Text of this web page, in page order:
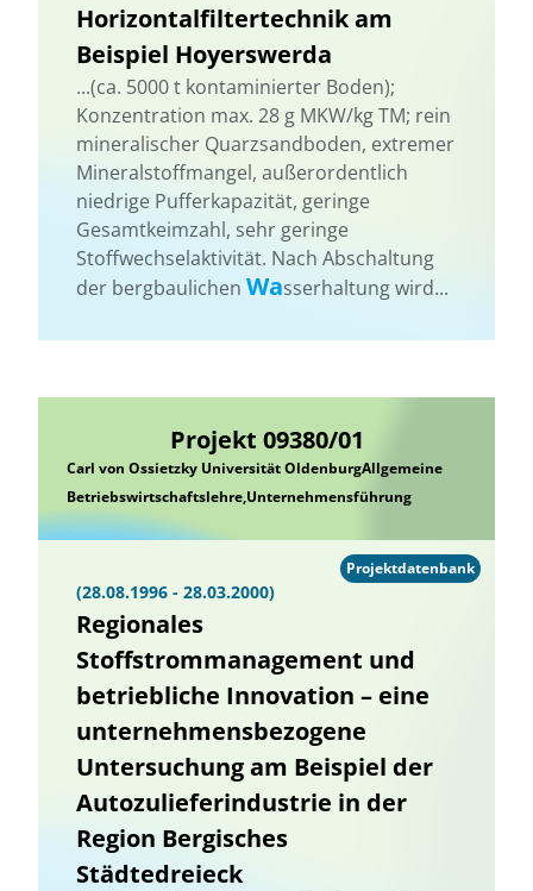
Horizontalfiltertechnik am
Beispiel Hoyerswerda
...(ca. 5000 t kontaminierter Boden);
Konzentration max. 28 g MKW/kg TM; rein
mineralischer Quarzsandboden, extremer
Mineralstoffmangel, außerordentlich
niedrige Pufferkapazität, geringe
Gesamtkeimzahl, sehr geringe
Stoffwechselaktivität. Nach Abschaltung
der bergbaulichen Wasserhaltung wird...
Projekt 09380/01
Carl von Ossietzky Universität OldenburgAllgemeine
Betriebswirtschaftslehre,Unternehmensführung
(28.08.1996 - 28.03.2000)
Regionales
Stoffstrommanagement und
betriebliche Innovation – eine
unternehmensbezogene
Untersuchung am Beispiel der
Autozulieferindustrie in der
Region Bergisches
Städtedreieck
Projektdatenbank